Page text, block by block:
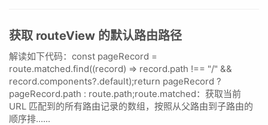
获取 routeView 的默认路由路径
解读如下代码：const pageRecord =
route.matched.find((record) => record.path !== "/" &&
record.components?.default);return pageRecord ?
pageRecord.path : route.path;route.matched：获取当前
URL 匹配到的所有路由记录的数组，按照从父路由到子路由的
顺序排......